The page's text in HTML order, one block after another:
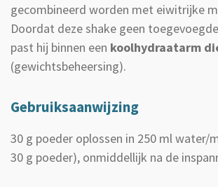
gecombineerd worden met eiwitrijke
Doordat deze shake geen
past hij binnen een koolhydraatarm
(gewichtsbeheersing).
Gebruiksaanwijzing
30 g poeder oplossen in 250 ml water/
30 g poeder), onmiddellijk na de